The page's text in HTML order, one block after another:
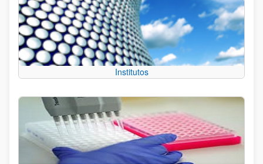
Institutos